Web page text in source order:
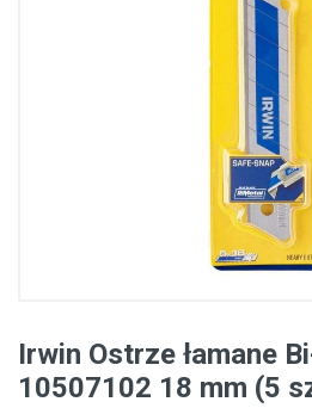
Irwin Ostrze łamane
10507102 18 mm (5